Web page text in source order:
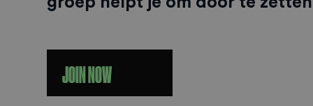
JOIN NOW